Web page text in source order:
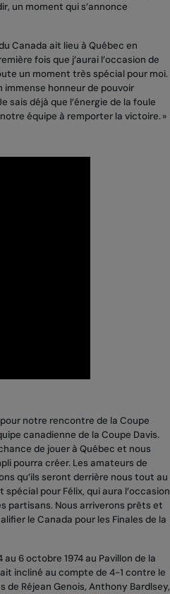
un moment qui s’annonce
Canada ait lieu à Québec en
fois que j’aurai l’occasion de
un moment très spécial pour moi.
immense honneur de pouvoir
déjà que l’énergie de la foule
équipe à remporter la victoire. »
notre rencontre de la Coupe
canadienne de la Coupe Davis.
de jouer à Québec et nous
pourra créer. Les amateurs de
qu’ils seront derrière nous tout au
pour Félix, qui aura l’occasion
partisans. Nous arriverons prêts et
le Canada pour les Finales de la
6 octobre 1974 au Pavillon de la
incliné au compte de 4-1 contre le
de Réjean Genois, Anthony Bardlsey,